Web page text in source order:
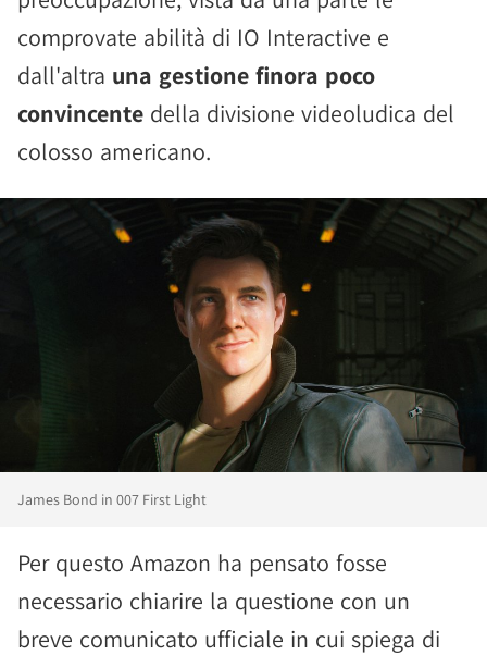
comprovate abilità di IO Interactive e
dall'altra una gestione finora poco
convincente della divisione videoludica del
colosso americano.
James Bond in 007 First Light
Per questo Amazon ha pensato fosse
necessario chiarire la questione con un
breve comunicato ufficiale in cui spiega di